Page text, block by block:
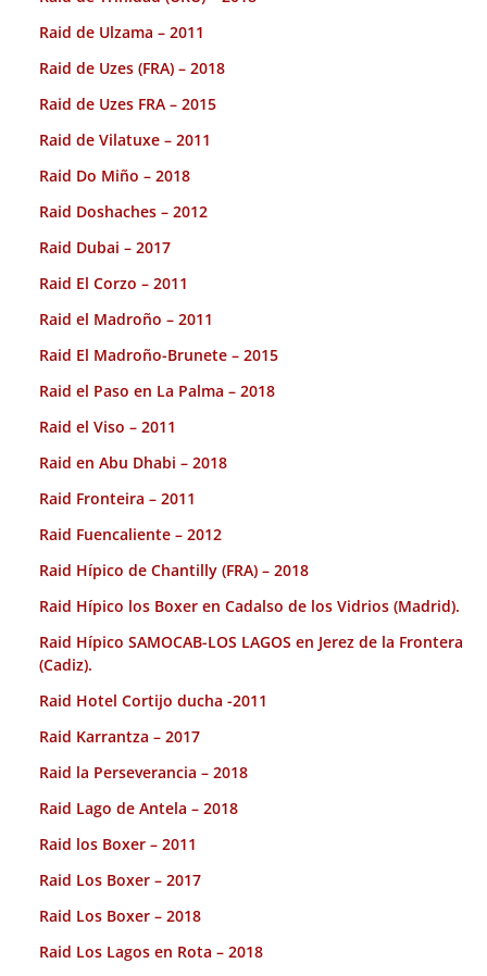
Raid de Ulzama – 2011
Raid de Uzes (FRA) – 2018
Raid de Uzes FRA – 2015
Raid de Vilatuxe – 2011
Raid Do Miño – 2018
Raid Doshaches – 2012
Raid Dubai – 2017
Raid El Corzo – 2011
Raid el Madroño – 2011
Raid El Madroño-Brunete – 2015
Raid el Paso en La Palma – 2018
Raid el Viso – 2011
Raid en Abu Dhabi – 2018
Raid Fronteira – 2011
Raid Fuencaliente – 2012
Raid Hípico de Chantilly (FRA) – 2018
Raid Hípico los Boxer en Cadalso de los Vidrios (Madrid).
Raid Hípico SAMOCAB-LOS LAGOS en Jerez de la Frontera
(Cadiz).
Raid Hotel Cortijo ducha -2011
Raid Karrantza – 2017
Raid la Perseverancia – 2018
Raid Lago de Antela – 2018
Raid los Boxer – 2011
Raid Los Boxer – 2017
Raid Los Boxer – 2018
Raid Los Lagos en Rota – 2018